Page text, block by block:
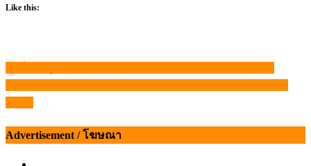
Like this:
แนะแนว
เรื่อง
Advertisement / โฆษณา